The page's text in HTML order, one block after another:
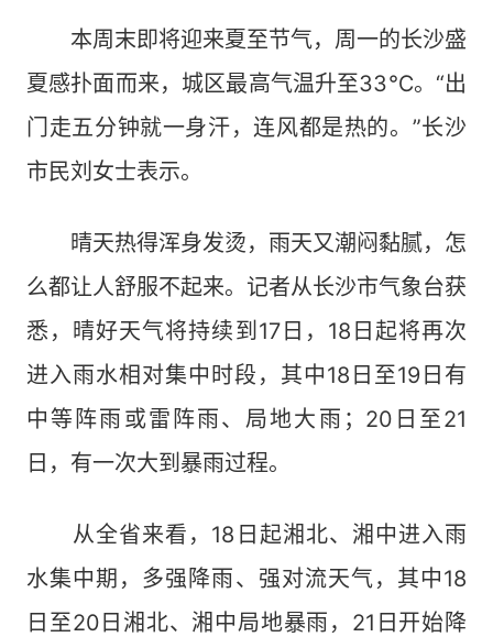
本周末即将迎来夏至节气，周一的长沙盛
夏感扑面而来，城区最高气温升至33℃。“出
门走五分钟就一身汗，连风都是热的。”长沙
市民刘女士表示。
晴天热得浑身发烫，雨天又潮闷黏腻，怎
么都让人舒服不起来。记者从长沙市气象台获
悉，晴好天气将持续到17日，18日起将再次
进入雨水相对集中时段，其中18日至19日有
中等阵雨或雷阵雨、局地大雨；20日至21
日，有一次大到暴雨过程。
从全省来看，18日起湘北、湘中进入雨
水集中期，多强降雨、强对流天气，其中18
日至20日湘北、湘中局地暴雨，21日开始降